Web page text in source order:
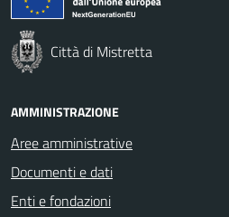
Città di Mistretta
AMMINISTRAZIONE
Aree amministrative
Documenti e dati
Enti e fondazioni